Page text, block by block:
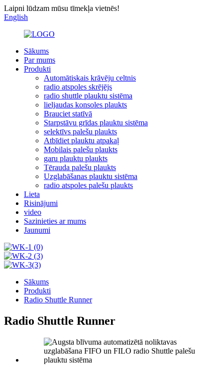
Laipni lūdzam mūsu tīmekļa vietnēs!
English
Sākums
Par mums
Produkti
Automātiskais krāvēju celtnis
radio atspoles skrējējs
radio shuttle plauktu sistēma
lieljaudas konsoles plaukts
Brauciet statīvā
Starpstāvu grīdas plauktu sistēma
selektīvs palešu plaukts
Atbīdiet plauktu atpakaļ
Mobilais palešu plaukts
garu plauktu plaukts
Tērauda palešu plaukts
Uzglabāšanas plauktu sistēma
radio atspoles palešu plaukts
Lieta
Risinājumi
video
Sazinieties ar mums
Jaunumi
Sākums
Produkti
Radio Shuttle Runner
Radio Shuttle Runner